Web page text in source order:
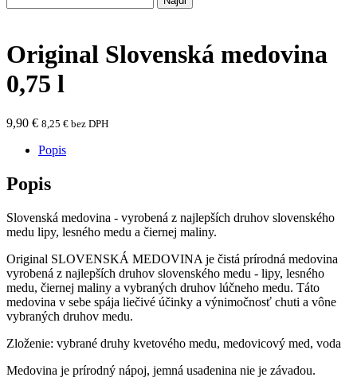
Original Slovenská medovina
0,75 l
9,90 € 8,25 € bez DPH
Popis
Popis
Slovenská medovina - vyrobená z najlepších druhov slovenského
medu lipy, lesného medu a čiernej maliny.
Original SLOVENSKÁ MEDOVINA je čistá prírodná medovina
vyrobená z najlepších druhov slovenského medu - lipy, lesného
medu, čiernej maliny a vybraných druhov lúčneho medu. Táto
medovina v sebe spája liečivé účinky a výnimočnosť chuti a vône
vybraných druhov medu.
Zloženie: vybrané druhy kvetového medu, medovicový med, voda
Medovina je prírodný nápoj, jemná usadenina nie je závadou.